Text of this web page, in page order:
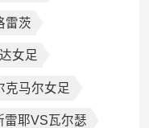
雷茨
女足
克马尔女足
雷耶VS瓦尔瑟